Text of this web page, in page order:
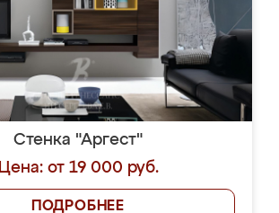
Стенка "Аргест"
Цена: от 19 000 руб.
ПОДРОБНЕЕ